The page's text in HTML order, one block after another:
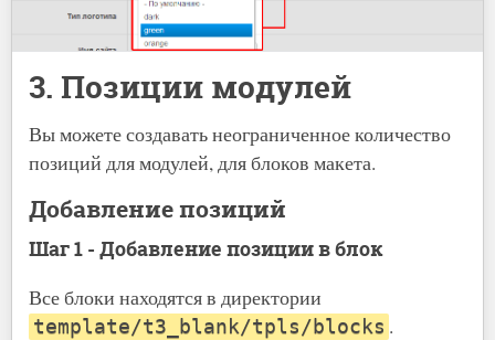
3. Позиции модулей
Вы можете создавать неограниченное количество
позиций для модулей, для блоков макета.
Добавление позиций
Шаг 1 - Добавление позиции в блок
Все блоки находятся в директории
template/t3_blank/tpls/blocks .